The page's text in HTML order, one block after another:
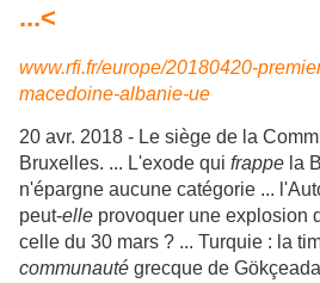
...<
www.rfi.fr/europe/20180420-
macedoine-albanie-ue
20 avr. 2018 - Le siège de la
Bruxelles. ... L'exode qui frappe la
n'épargne aucune catégorie ...
peut-elle provoquer une explosion
celle du 30 mars ? ... Turquie : la
communauté grecque de